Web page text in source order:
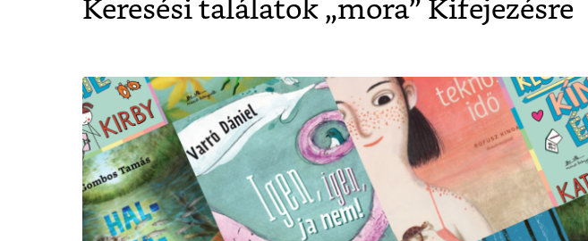
Keresési találatok „mora” Kifejezésre